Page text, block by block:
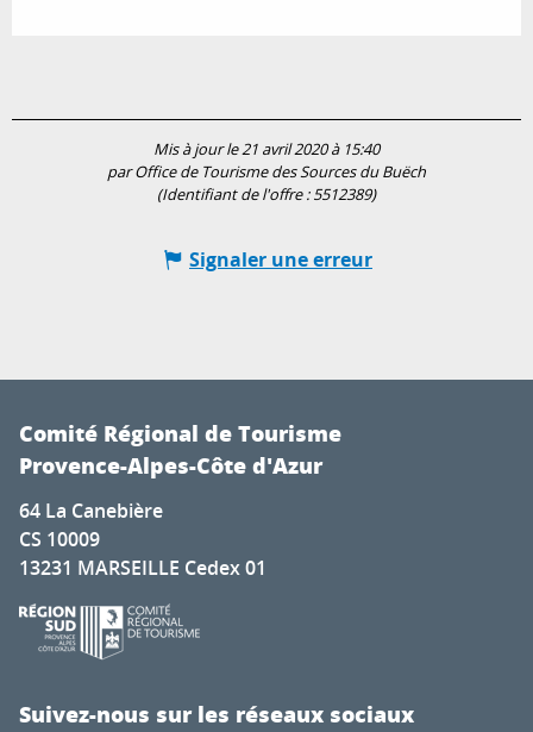
Mis à jour le 21 avril 2020 à 15:40
par Office de Tourisme des Sources du Buëch
(Identifiant de l'offre :5512389)
Signaler une erreur
Comité Régional de Tourisme
Provence-Alpes-Côte d'Azur
64 La Canebière
CS 10009
13231 MARSEILLE Cedex 01
Suivez-nous sur les réseaux sociaux